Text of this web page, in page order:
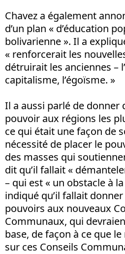
Chavez a également
d’un plan « d’éducation
bolivarienne ». Il a
« renforcerait les
détruirait les anciennes –
capitalisme, l’égoïsme. »
Il a aussi parlé de donner
pouvoir aux régions les
ce qui était une façon de
nécessité de placer le
des masses qui
dit qu’il fallait «
– qui est « un obstacle à
indiqué qu’il fallait
pouvoirs aux nouveaux
Communaux, qui
base, de façon à ce que
sur ces Conseils